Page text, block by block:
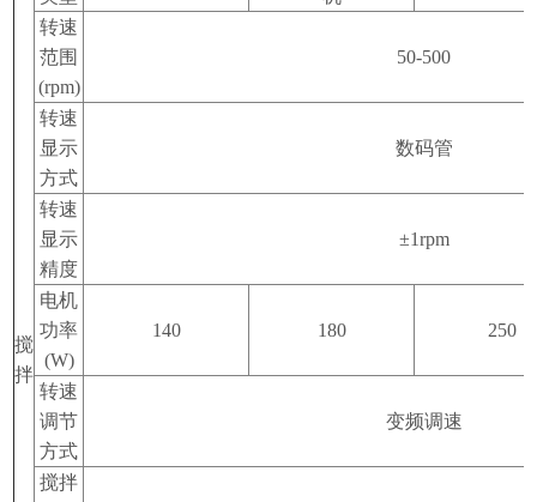
搅
拌
转速
范围
(rpm)
50-500
转速
显示
方式
数码管
转速
显示
精度
±1rpm
电机
功率
(W)
140 180 250
转速
调节
方式
变频调速
搅拌